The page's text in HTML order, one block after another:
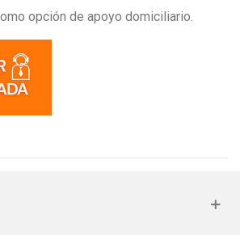
opción de apoyo domiciliario.